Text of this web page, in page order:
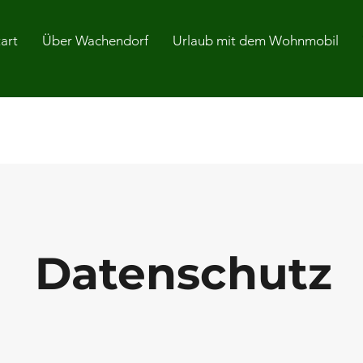
Über Wachendorf Urlaub mit dem Wohnmobil
Datenschutz